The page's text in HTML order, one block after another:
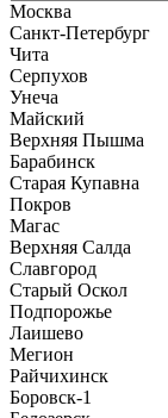
Москва
Санкт-Петербург
Чита
Серпухов
Унеча
Майский
Верхняя Пышма
Барабинск
Старая Купавна
Покров
Магас
Верхняя Салда
Славгород
Старый Оскол
Подпорожье
Лаишево
Мегион
Райчихинск
Боровск-1